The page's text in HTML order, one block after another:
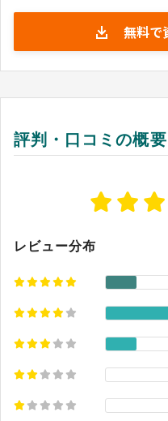
入されています。長
続けており、スタッ
実務に必要な機能を
のまま長く使い続け
画面を見ながら案内
あるため、IT専任者が
続けられる「標準機能の網羅性
（※）にわたり、数千
含む派遣実務に必要な
り、そのまま長く使
創業期の企業から大
て幅広く活用されています。 2.実務
最優先に考えた、実
場の業務フローを熟
無料で
評判・口コミの概要
レビュー分布